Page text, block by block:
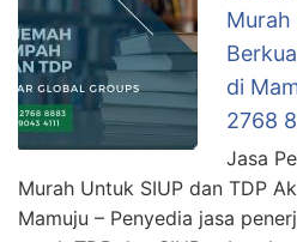
Murah
di
2768
Jasa
Murah Untuk SIUP dan TDP
Mamuju – Penyedia jasa